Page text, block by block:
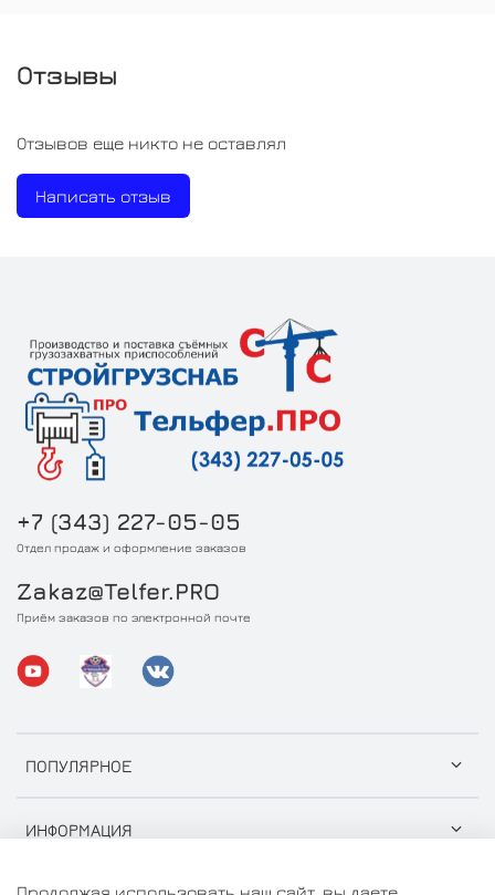
Отзывы
Отзывов еще никто не оставлял
Написать отзыв
ПОПУЛЯРНОЕ
ИНФОРМАЦИЯ
+7 (343) 227-05-05
Отдел продаж и оформление заказов
Zakaz@Telfer.PRO
Приём заказов по электронной почте